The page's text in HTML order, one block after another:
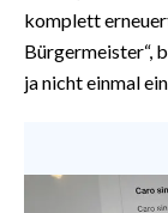
komplett
Bürgermeister“,
ja nicht einmal